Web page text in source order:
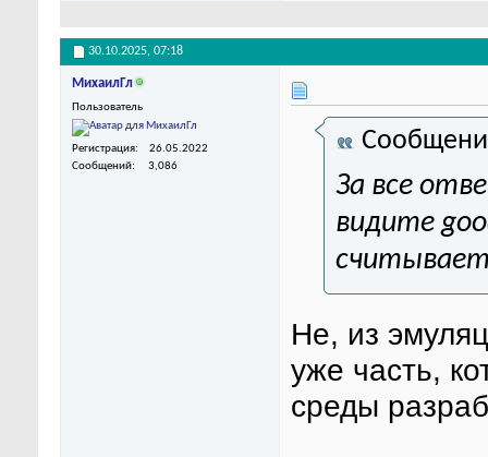
30.10.2025, 07:18
МихаилГл
Пользователь
Регистрация
26.05.2022
Сообщений
3,086
За все
видите
Не, из
уже часть,
среды